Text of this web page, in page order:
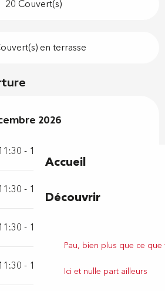
Accueil
Découvrir
Pau, bien plus que ce
Ici et nulle part ailleurs
20 Couvert(s)
en terrasse
au31 décembre 2026
2026
- 14:00
- 14:00 17:30 - 22:00
- 14:00
- 14:00 17:30 - 22:00